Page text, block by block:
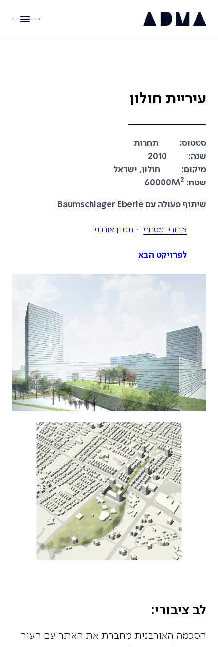
עיריית חולון
סטטוס:
תחרות
שנה:
2010
מיקום:
חולון, ישראל
שטח:
60000M2
שיתוף פעולה עם Baumschlager Eberle
ציבורי ומסחרי תכנון אורבני
לפרויקט הבא
לב ציבורי:
הסכמה האורבנית מחברת את האתר עם העיר